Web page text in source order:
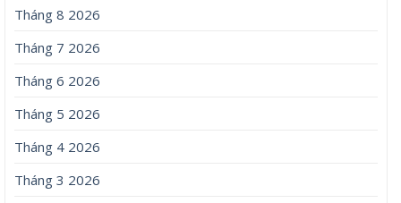
Tháng 8 2026
Tháng 7 2026
Tháng 6 2026
Tháng 5 2026
Tháng 4 2026
Tháng 3 2026